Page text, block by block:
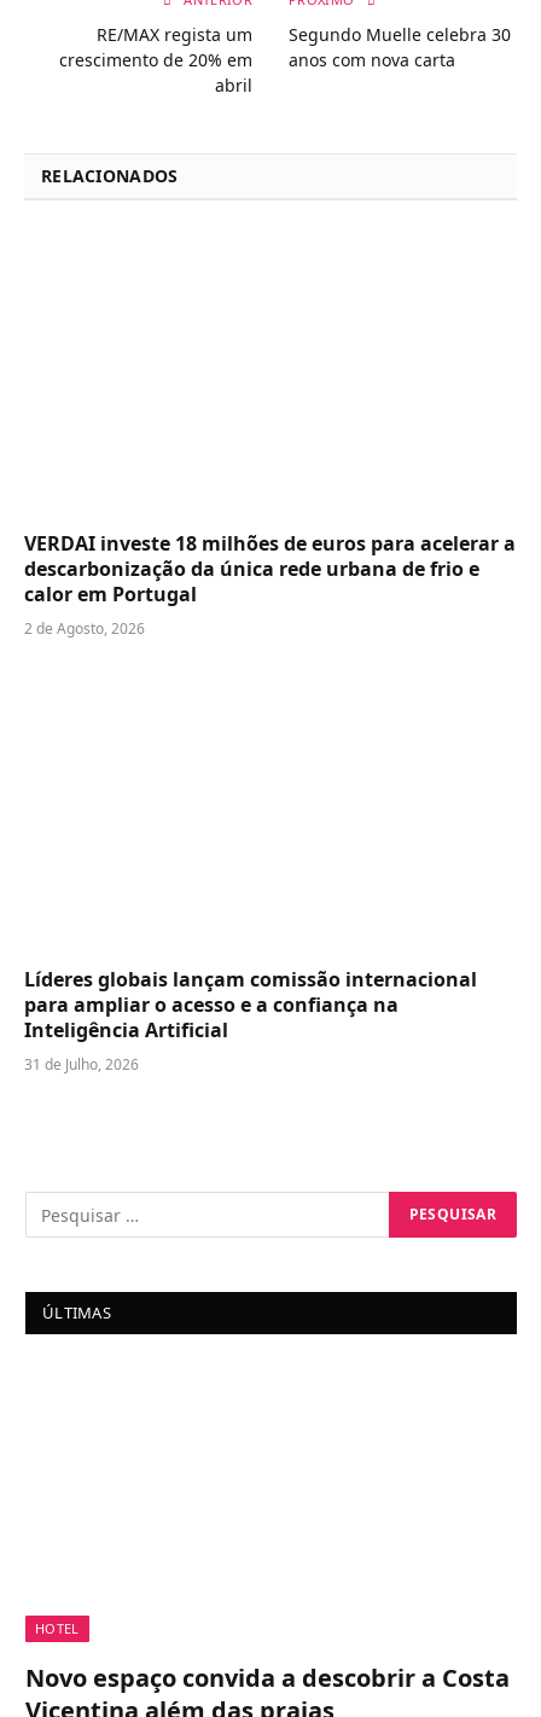
RE/MAX regista um
crescimento de 20% em
abril
Segundo Muelle celebra 30
anos com nova carta
RELACIONADOS
VERDAI investe 18 milhões de euros para acelerar a
descarbonização da única rede urbana de frio e
calor em Portugal
2 de Agosto, 2026
Líderes globais lançam comissão internacional
para ampliar o acesso e a confiança na
Inteligência Artificial
31 de Julho, 2026
ÚLTIMAS
HOTEL
Novo espaço convida a descobrir a Costa